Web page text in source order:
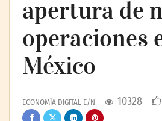
apertura de
operaciones
México
ECONOMÍA DIGITAL E/N 10328